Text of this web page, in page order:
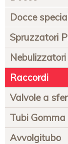
Docce
Spruzzatori
Nebulizzatori
Raccordi
Valvole a
Tubi Gomma
Avvolgitubo